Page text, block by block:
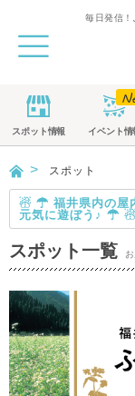
毎日発信
スポット情報 イベント情
スポット
☃ ☂ 福井県内の屋
元気に遊ぼう♪ ☂ ☃
スポット一覧